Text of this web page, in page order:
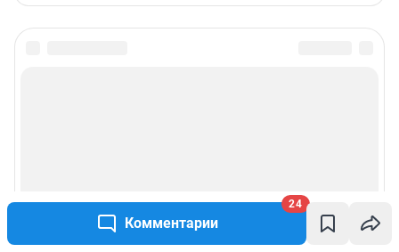
Комментарии
24